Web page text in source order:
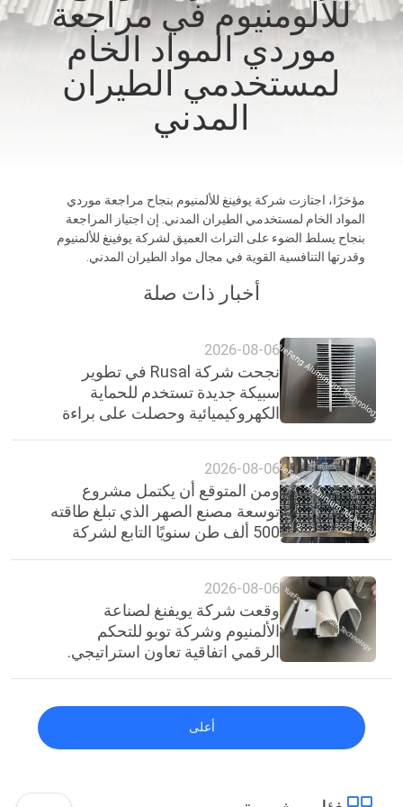
الجودة
اطلب
عرض
خريطة
الموقع
PRIVACY
POLICY
للألومنيوم في مراجعة
موردي المواد الخام
لمستخدمي الطيران
المدني
مؤخرًا، اجتازت شركة يوفينغ للألمنيوم بنجاح مراجعة موردي
المواد الخام لمستخدمي الطيران المدني. إن اجتياز المراجعة
بنجاح يسلط الضوء على التراث العميق لشركة يوفينغ للألمنيوم
وقدرتها التنافسية القوية في مجال مواد الطيران المدني.
أخبار ذات صلة
2026-08-06
نجحت شركة Rusal في تطوير
سبيكة جديدة تستخدم للحماية
الكهروكيميائية وحصلت على براءة
2026-08-06
ومن المتوقع أن يكتمل مشروع
توسعة مصنع الصهر الذي تبلغ طاقته
500 ألف طن سنويًا التابع لشركة
2026-08-06
وقعت شركة يويفنغ لصناعة
الألمنيوم وشركة توبو للتحكم
الرقمي اتفاقية تعاون استراتيجي.
أعلى